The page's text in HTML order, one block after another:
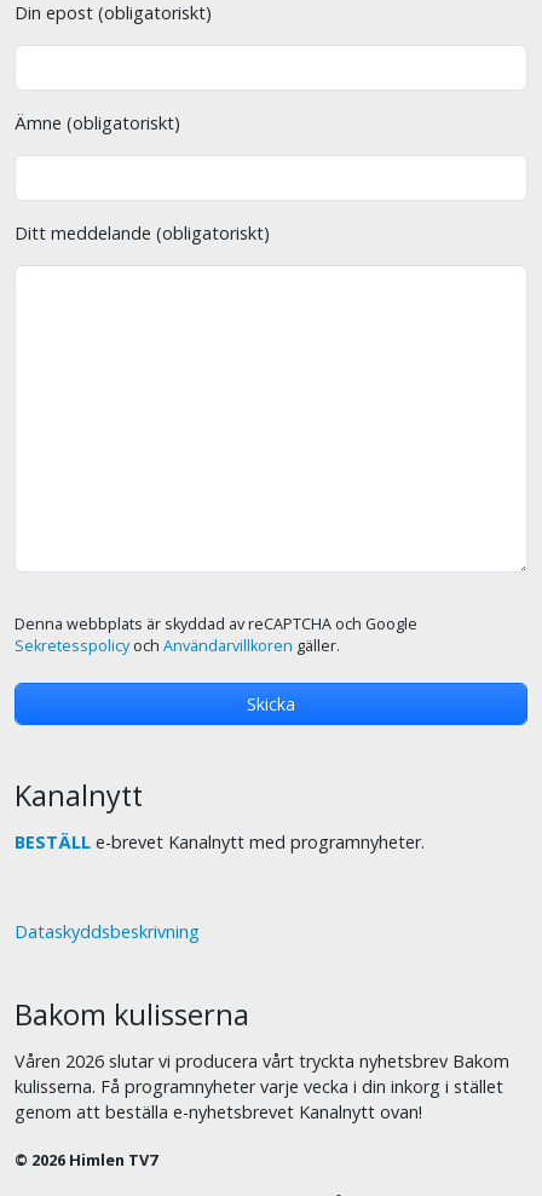
Din epost (obligatoriskt)
Ämne (obligatoriskt)
Ditt meddelande (obligatoriskt)
Denna webbplats är skyddad av reCAPTCHA och Google
Sekretesspolicyoch Användarvillkoren gäller.
Kanalnytt
BESTÄLL e-brevet Kanalnytt med programnyheter.
Dataskyddsbeskrivning
Bakom kulisserna
Våren 2026 slutar vi producera vårt tryckta nyhetsbrev Bakom
kulisserna. Få programnyheter varje vecka i din inkorg i stället
genom att beställa e-nyhetsbrevet Kanalnytt ovan!
© 2026 Himlen TV7